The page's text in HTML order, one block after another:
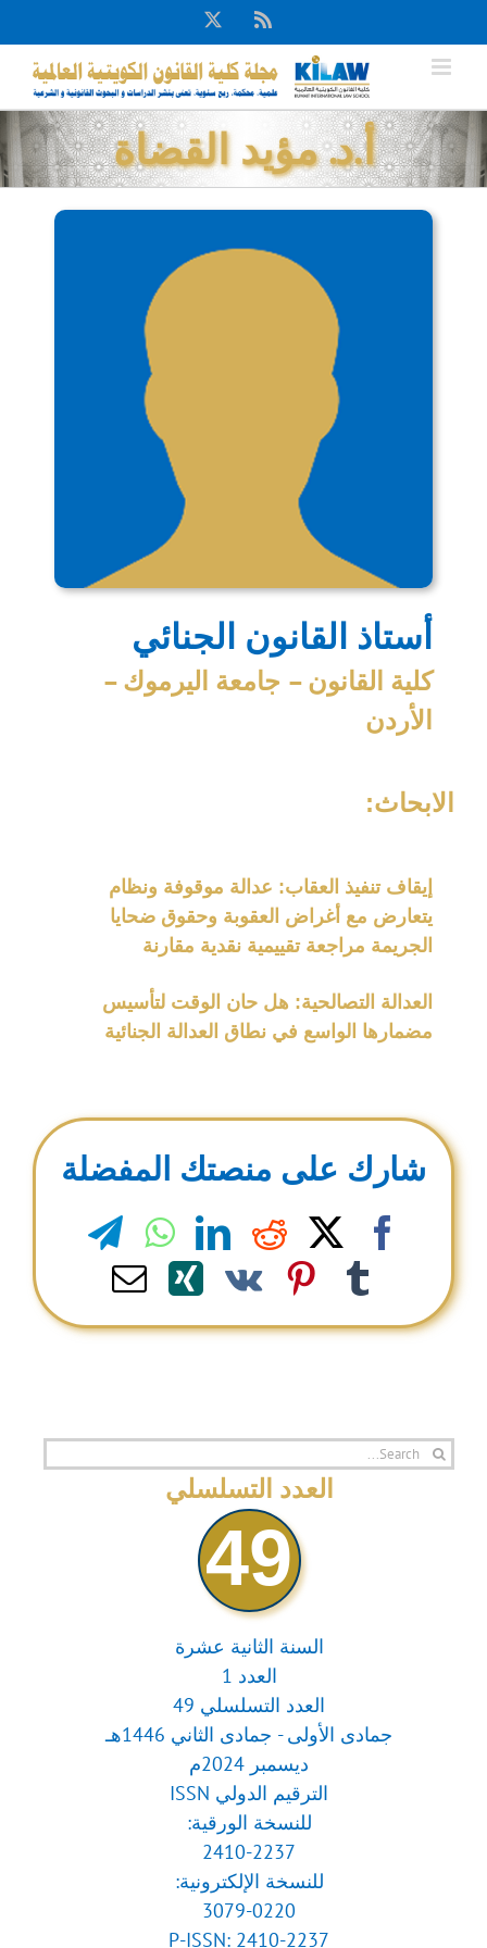
to
content
Rss
X
أ.د. مؤيد القضاة
أستاذ القانون الجنائي
كلية القانون – جامعة اليرموك –
الأردن
الابحاث:
إيقاف تنفيذ العقاب: عدالة موقوفة ونظام
يتعارض مع أغراض العقوبة وحقوق ضحايا
الجريمة مراجعة تقييمية نقدية مقارنة
العدالة التصالحية: هل حان الوقت لتأسيس
مضمارها الواسع في نطاق العدالة الجنائية
شارك على منصتك المفضلة
Facebook
X
Reddit
LinkedIn
Tumblr
Pinterest
Vk
Xing
Email
Search
العدد التسلسلي
49
السنة الثانية عشرة
العدد 1
العدد التسلسلي 49
جمادى الأولى - جمادى الثاني 1446هـ
ديسمبر 2024م
الترقيم الدولي ISSN
للنسخة الورقية:
2410-2237
للنسخة الإلكترونية:
3079-0220
P-ISSN: 2410-2237